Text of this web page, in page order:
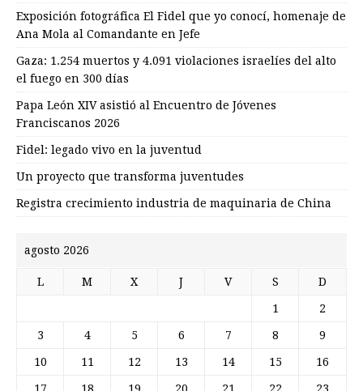
Exposición fotográfica El Fidel que yo conocí, homenaje de
Ana Mola al Comandante en Jefe
Gaza: 1.254 muertos y 4.091 violaciones israelíes del alto
el fuego en 300 días
Papa León XIV asistió al Encuentro de Jóvenes
Franciscanos 2026
Fidel: legado vivo en la juventud
Un proyecto que transforma juventudes
Registra crecimiento industria de maquinaria de China
agosto 2026
L M X J V S D
1 2
3 4 5 6 7 8 9
10 11 12 13 14 15 16
17 18 19 20 21 22 23